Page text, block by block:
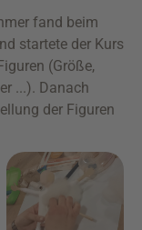
fand beim
startete der Kurs
(Größe,
...). Danach
der Figuren